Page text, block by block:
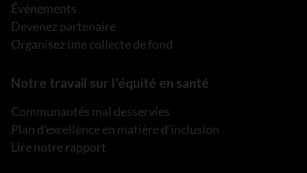
Événements
Devenez partenaire
Organisez une collecte de fond
Notre travail sur l’équité en santé
Communautés mal desservies
Plan d’excellence en matière d’inclusion
Lire notre rapport